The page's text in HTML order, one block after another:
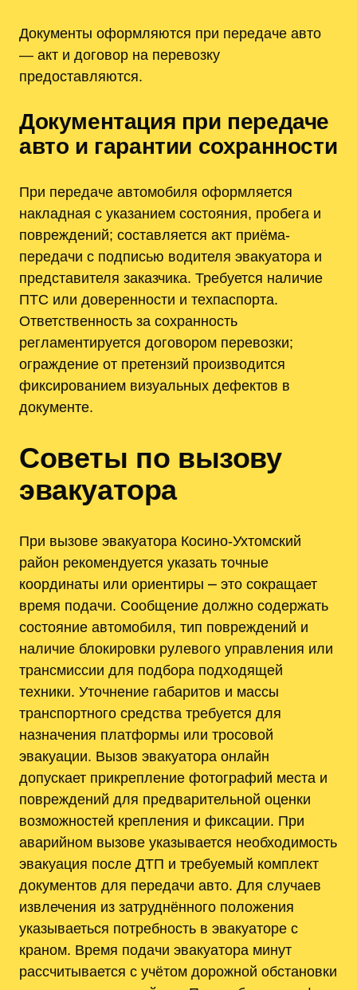
Документы оформляются при передаче авто
— акт и договор на перевозку
предоставляются.
Документация при передаче
авто и гарантии сохранности
При передаче автомобиля оформляется
накладная с указанием состояния, пробега и
повреждений; составляется акт приёма-
передачи с подписью водителя эвакуатора и
представителя заказчика. Требуется наличие
ПТС или доверенности и техпаспорта.
Ответственность за сохранность
регламентируется договором перевозки;
ограждение от претензий производится
фиксированием визуальных дефектов в
документе.
Советы по вызову
эвакуатора
При вызове эвакуатора Косино-Ухтомский
район рекомендуется указать точные
координаты или ориентиры ⎼ это сокращает
время подачи. Сообщение должно содержать
состояние автомобиля, тип повреждений и
наличие блокировки рулевого управления или
трансмиссии для подбора подходящей
техники. Уточнение габаритов и массы
транспортного средства требуется для
назначения платформы или тросовой
эвакуации. Вызов эвакуатора онлайн
допускает прикрепление фотографий места и
повреждений для предварительной оценки
возможностей крепления и фиксации. При
аварийном вызове указывается необходимость
эвакуация после ДТП и требуемый комплект
документов для передачи авто. Для случаев
извлечения из затруднённого положения
указываеться потребность в эвакуаторе с
краном. Время подачи эвакуатора минут
рассчитывается с учётом дорожной обстановки